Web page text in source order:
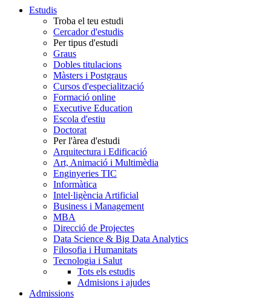
Estudis
Troba el teu estudi
Cercador d'estudis
Per tipus d'estudi
Graus
Dobles titulacions
Màsters i Postgraus
Cursos d'especialització
Formació online
Executive Education
Escola d'estiu
Doctorat
Per l'àrea d'estudi
Arquitectura i Edificació
Art, Animació i Multimèdia
Enginyeries TIC
Informàtica
Intel·ligència Artificial
Business i Management
MBA
Direcció de Projectes
Data Science & Big Data Analytics
Filosofia i Humanitats
Tecnologia i Salut
Tots els estudis
Admisions i ajudes
Admissions